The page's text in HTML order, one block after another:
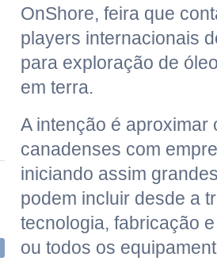
OnShore, feira que
players internacionais
para exploração de
em terra.
A intenção é aproximar
canadenses com
iniciando assim
podem incluir desde a
tecnologia, fabricação
ou todos os